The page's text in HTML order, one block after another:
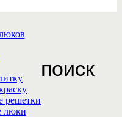
решетки
люки
поиск